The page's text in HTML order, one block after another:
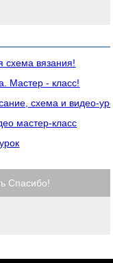
схема вязания!
Мастер - класс!
схема и видео-
мастер-класс
Спасибо!